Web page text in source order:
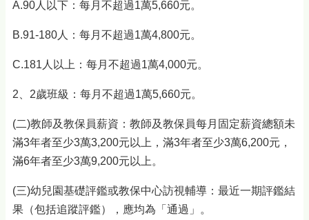
A.90人以下：每月不超過1萬5,660元。
B.91-180人：每月不超過1萬4,800元。
C.181人以上：每月不超過1萬4,000元。
2、2歲班級：每月不超過1萬5,660元。
(二)教師及教保員薪資：教師及教保員每月固定薪資總額未
滿3年者至少3萬3,200元以上，滿3年者至少3萬6,200元，
滿6年者至少3萬9,200元以上。
(三)幼兒園基礎評鑑或教保中心訪視輔導：最近一期評鑑結
果（包括追蹤評鑑），應均為「通過」。